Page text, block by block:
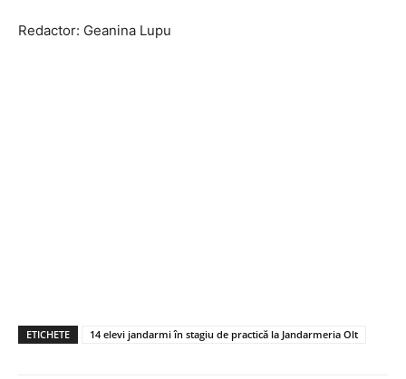
Redactor: Geanina Lupu
ETICHETE 14 elevi jandarmi în stagiu de practică la Jandarmeria Olt